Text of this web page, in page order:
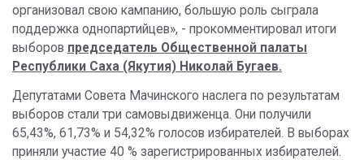
организовал свою кампанию, большую роль сыграла
поддержка однопартийцев», - прокомментировал итоги
выборов председатель Общественной палаты
Республики Саха (Якутия) Николай Бугаев.
Депутатами Совета Мачинского наслега по результатам
выборов стали три самовыдвиженца. Они получили
65,43%, 61,73% и 54,32% голосов избирателей. В выборах
приняли участие 40 % зарегистрированных избирателей.